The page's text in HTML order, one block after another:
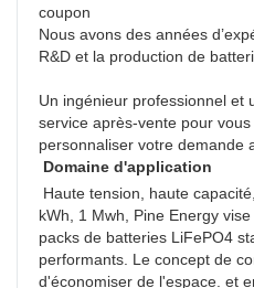
coupon
Nous avons des années
R&D et la production de
Un ingénieur professionnel et
service après-vente pour vous
personnaliser votre demande
Domaine d'application
kWh, 1 Mwh, Pine Energy
packs de batteries LiFePO4
performants. Le concept de
d'économiser de l'espace. et